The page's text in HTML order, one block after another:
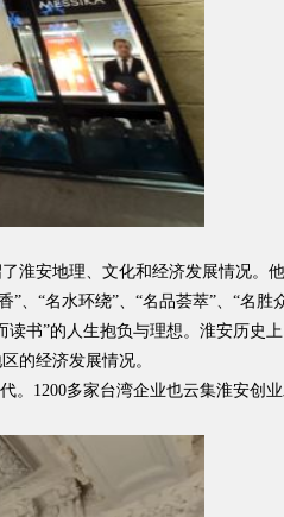
淮安地理、文化和经济发展情况
、“名水环绕”、“名品荟萃”、“名胜
书”的人生抱负与理想。淮安历史
的经济发展情况。
多家台湾企业也云集淮安创